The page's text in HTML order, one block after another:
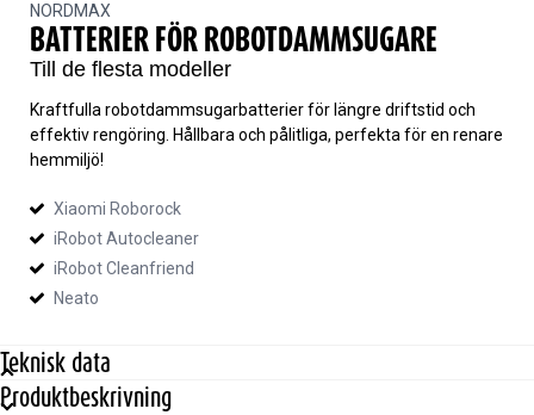
NORDMAX
BATTERIER FÖR ROBOTDAMMSUGARE
Till de flesta modeller
Kraftfulla robotdammsugarbatterier för längre driftstid och
effektiv rengöring. Hållbara och pålitliga, perfekta för en renare
hemmiljö!
Xiaomi Roborock
iRobot Autocleaner
iRobot Cleanfriend
Neato
Teknisk data
Produktbeskrivning